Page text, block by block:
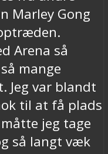
Marley Gong
Arena så
mange
Jeg var blandt
til at få plads
jeg tage
så langt væk